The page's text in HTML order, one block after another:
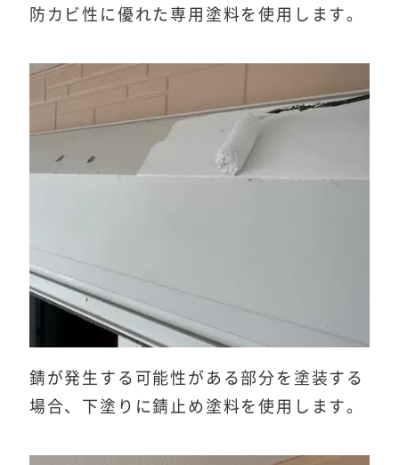
防カビ性に優れた専用塗料を使用します。
錆が発生する可能性がある部分を塗装する
場合、下塗りに錆止め塗料を使用します。